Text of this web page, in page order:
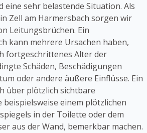
eine sehr belastende Situation. Als
Zell am Harmersbach sorgen wir
Leitungsbrüchen. Ein
kann mehrere Ursachen haben,
fortgeschrittenes Alter der
Schäden, Beschädigungen
oder andere äußere Einflüsse. Ein
über plötzlich sichtbare
beispielsweise einem plötzlichen
in der Toilette oder dem
aus der Wand, bemerkbar machen.